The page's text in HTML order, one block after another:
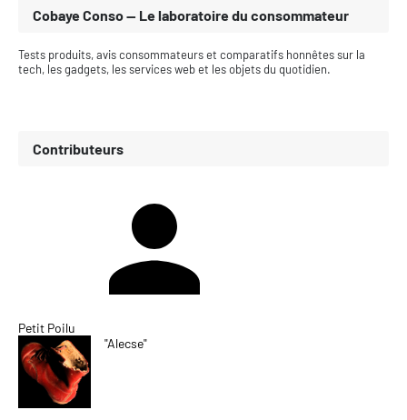
Cobaye Conso — Le laboratoire du consommateur
Tests produits, avis consommateurs et comparatifs honnêtes sur la
tech, les gadgets, les services web et les objets du quotidien.
Contributeurs
Petit Poilu
"Alecse"